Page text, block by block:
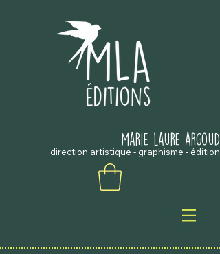
marie laure argouD
direction artistique - graphisme - édition